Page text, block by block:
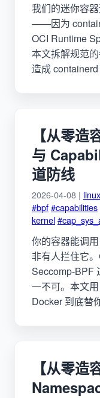
我们的迷你容
——因为
OCI Runtime
本文拆解规范
造成 containerd
【从零
与
道防线
2026-04-08 | linux
#bpf#capabilities
kernel
你的容器能调
非有人拦住它
Seccomp-
一不可。本文
Docker 到底替
【从零造